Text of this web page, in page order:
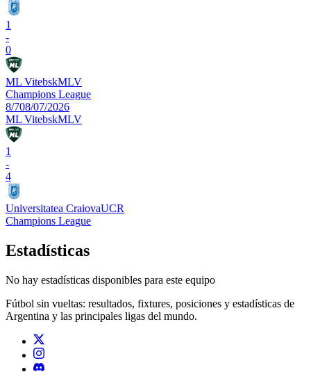
1
-
0
ML VitebskMLV
Champions League
8/708/07/2026
ML VitebskMLV
1
-
4
Universitatea CraiovaUCR
Champions League
Estadísticas
No hay estadísticas disponibles para este equipo
Fútbol sin vueltas: resultados, fixtures, posiciones y estadísticas de
Argentina y las principales ligas del mundo.